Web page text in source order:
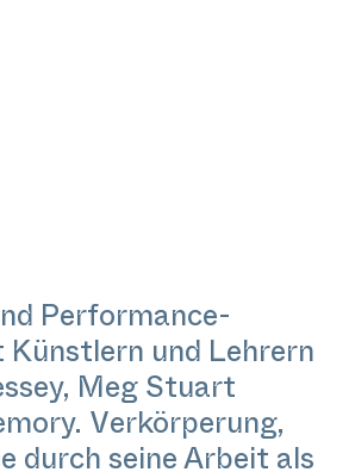
Performance-
und Lehrern
Meg Stuart
Verkörperung,
durch seine Arbeit als